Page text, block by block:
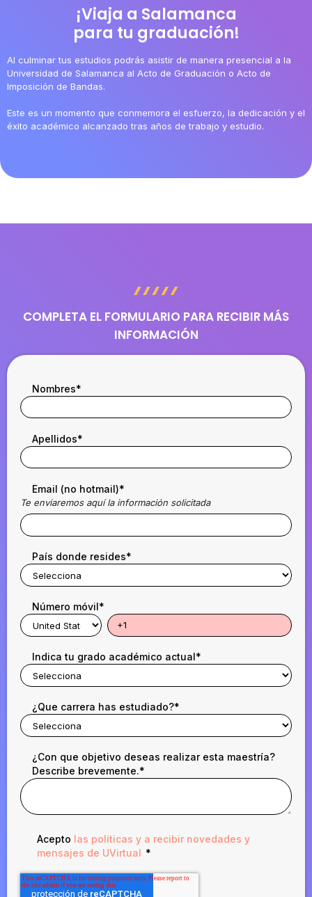
¡Viaja a Salamanca
para tu graduación!
Al culminar tus estudios podrás asistir de manera presencial a la
Universidad de Salamanca al Acto de Graduación o Acto de
Imposición de Bandas.
Este es un momento que conmemora el esfuerzo, la dedicación y el
éxito académico alcanzado tras años de trabajo y estudio.
COMPLETA EL FORMULARIO PARA RECIBIR MÁS
INFORMACIÓN
Nombres*
Apellidos*
Email (no hotmail)*
Te enviaremos aquí la información solicitada
País donde resides*
Número móvil *
Indica tu grado académico actual *
¿Que carrera has estudiado?*
¿Con que objetivo deseas realizar esta maestría?
Describe brevemente.*
Acepto
las políticas y a recibir novedades y
mensajes de UVirtual
*